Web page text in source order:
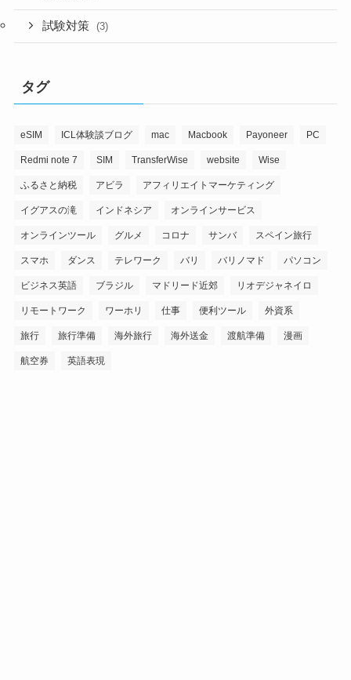
試験対策 (3)
タグ
eSIM ICL体験談ブログ mac Macbook Payoneer PC
Redmi note 7 SIM TransferWise website Wise
ふるさと納税 アビラ アフィリエイトマーケティング
イグアスの滝 インドネシア オンラインサービス
オンラインツール グルメ コロナ サンバ スペイン旅行
スマホ ダンス テレワーク バリ バリノマド パソコン
ビジネス英語 ブラジル マドリード近郊 リオデジャネイロ
リモートワーク ワーホリ 仕事 便利ツール 外資系
旅行 旅行準備 海外旅行 海外送金 渡航準備 漫画
航空券 英語表現